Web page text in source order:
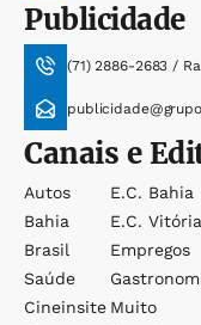
Publicidade
(71) 2886-2683 /
Canais e
Autos
Bahia
Brasil
Saúde
Cineinsite
E.c. Bahia
E.c. Vitória
Empregos
Muito